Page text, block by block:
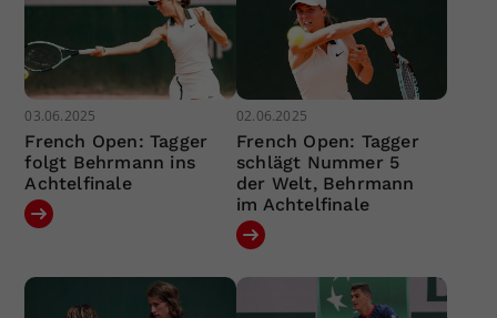
03.06.2025
French Open: Tagger
folgt Behrmann ins
Achtelfinale
02.06.2025
French Open: Tagger
schlägt Nummer 5
der Welt, Behrmann
im Achtelfinale